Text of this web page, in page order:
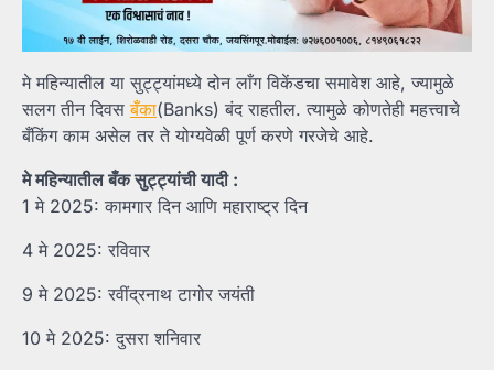
मे महिन्यातील या सुट्ट्यांमध्ये दोन लाँग विकेंडचा समावेश आहे, ज्यामुळे
सलग तीन दिवसबँका(Banks) बंद राहतील. त्यामुळे कोणतेही महत्त्वाचे
बँकिंग काम असेल तर ते योग्यवेळी पूर्ण करणे गरजेचे आहे.
मे महिन्यातील बँक सुट्ट्यांची यादी :
1 मे 2025: कामगार दिन आणि महाराष्ट्र दिन
4 मे 2025: रविवार
9 मे 2025: रवींद्रनाथ टागोर जयंती
10 मे 2025: दुसरा शनिवार